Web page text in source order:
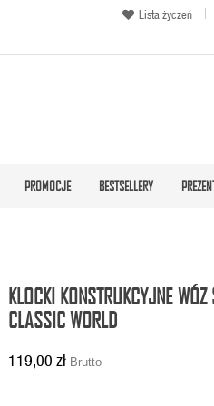
Lista życzeń
PROMOCJE BESTSELLERY
KLOCKI KONSTRUKCYJNE
CLASSIC WORLD
119,00 zł Brutto